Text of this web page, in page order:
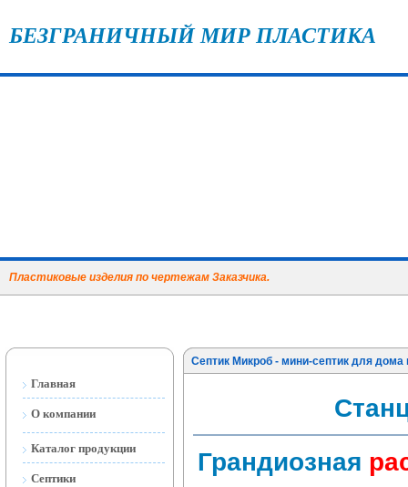
БЕЗГРАНИЧНЫЙ МИР ПЛАСТИКА
Пластиковые изделия по чертежам Заказчика.
Главная
О компании
Каталог продукции
Септики
Септик Микроб - мини-септик для дома
Грандиозная